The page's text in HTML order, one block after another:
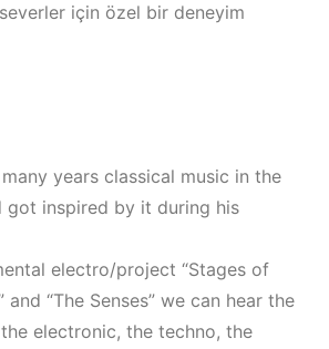
/
/
Çeşme / Bodrum
Akyaka /
Kuşadası /
Elektronik Müzik
Mekanları 2022
için özel bir deneyim
many years classical music in the
got inspired by it during his
electro/project “Stages of
and “The Senses” we can hear the
electronic, the techno, the